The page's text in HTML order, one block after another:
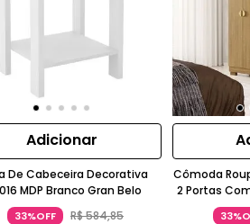
Adicionar
De Cabeceira Decorativa
MDP Branco Gran Belo
33%OFF R$584,85
Cômoda
2 Portas